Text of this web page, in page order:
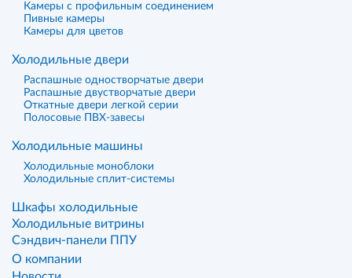
Камеры с профильным соединением
Пивные камеры
Камеры для цветов
Холодильные двери
Распашные одностворчатые двери
Распашные двустворчатые двери
Откатные двери легкой серии
Полосовые ПВХ-завесы
Холодильные машины
Холодильные моноблоки
Холодильные сплит-системы
Шкафы холодильные
Холодильные витрины
Сэндвич-панели ППУ
О компании